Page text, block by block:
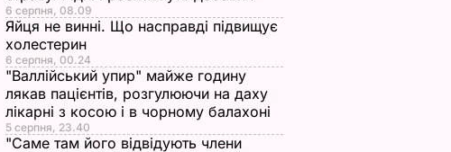
6 серпня, 08.09
Яйця не винні. Що насправді підвищує
холестерин
6 серпня, 00.24
"Валлійський упир" майже годину
лякав пацієнтів, розгулюючи на даху
лікарні з косою і в чорному балахоні
5 серпня, 23.40
"Саме там його відвідують члени